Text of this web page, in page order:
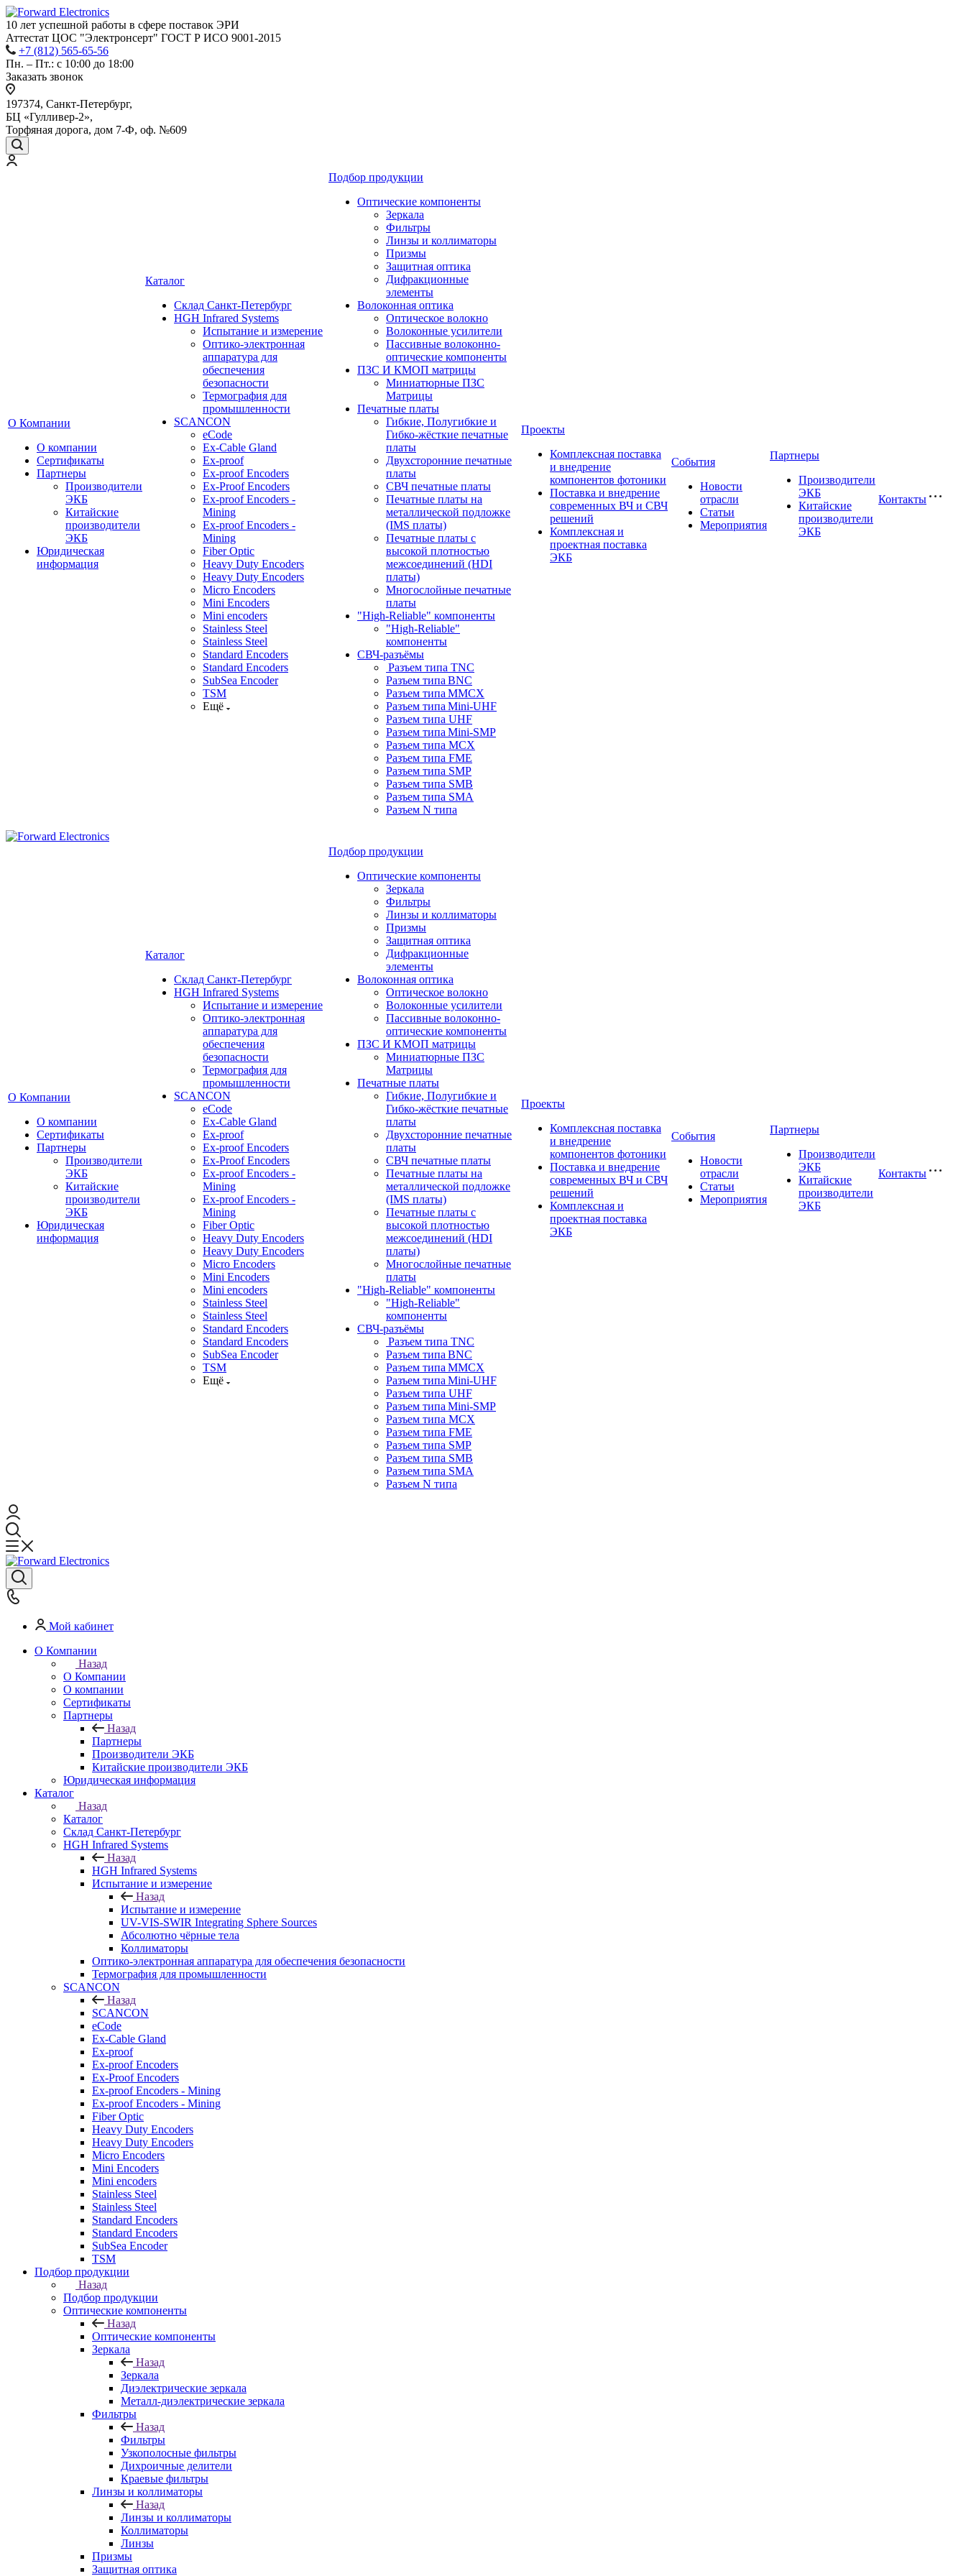
10 лет успешной работы в сфере поставок ЭРИ
Аттестат ЦОС "Электронсерт" ГОСТ Р ИСО 9001-2015
+7 (812) 565-65-56
Пн. – Пт.: с 10:00 до 18:00
Заказать звонок
197374, Санкт-Петербург,
БЦ «Гулливер-2»,
Торфяная дорога, дом 7-Ф, оф. №609
О Компании
О компании
Сертификаты
Партнеры
Производители
ЭКБ
Китайские
производители
ЭКБ
Юридическая
информация
Каталог
Cклад Санкт-Петербург
HGH Infrared Systems
Испытание и измерение
Оптико-электронная
аппаратура для
обеспечения
безопасности
Термография для
промышленности
SCANCON
eCode
Ex-Cable Gland
Ex-proof
Ex-proof Encoders
Ex-Proof Encoders
Ex-proof Encoders -
Mining
Ex-proof Encoders -
Mining
Fiber Optic
Heavy Duty Encoders
Heavy Duty Encoders
Micro Encoders
Mini Encoders
Mini encoders
Stainless Steel
Stainless Steel
Standard Encoders
Standard Encoders
SubSea Encoder
TSM
Ещё
Подбор продукции
Оптические компоненты
Зеркала
Фильтры
Линзы и коллиматоры
Призмы
Защитная оптика
Дифракционные
элементы
Волоконная оптика
Оптическое волокно
Волоконные усилители
Пассивные волоконно-
оптические компоненты
ПЗС И КМОП матрицы
Миниатюрные ПЗС
Матрицы
Печатные платы
Гибкие, Полугибкие и
Гибко-жёсткие печатные
платы
Двухсторонние печатные
платы
СВЧ печатные платы
Печатные платы на
металлической подложке
(IMS платы)
Печатные платы с
высокой плотностью
межсоединений (HDI
платы)
Многослойные печатные
платы
"High-Reliable" компоненты
"High-Reliable"
компоненты
СВЧ-разъёмы
Разъем типа TNC
Разъем типа BNC
Разъем типа MMCX
Разъем типа Mini-UHF
Разъем типа UHF
Разъем типа Mini-SMP
Разъем типа MCX
Разъем типа FME
Разъем типа SMP
Разъем типа SMB
Разъем типа SMA
Разъем N типа
Проекты
Комплексная поставка
и внедрение
компонентов фотоники
Поставка и внедрение
современных ВЧ и СВЧ
решений
Комплексная и
проектная поставка
ЭКБ
События
Новости
отрасли
Статьи
Мероприятия
Партнеры
Производители
ЭКБ
Китайские
производители
ЭКБ
Контакты
О Компании
О компании
Сертификаты
Партнеры
Производители
ЭКБ
Китайские
производители
ЭКБ
Юридическая
информация
Каталог
Cклад Санкт-Петербург
HGH Infrared Systems
Испытание и измерение
Оптико-электронная
аппаратура для
обеспечения
безопасности
Термография для
промышленности
SCANCON
eCode
Ex-Cable Gland
Ex-proof
Ex-proof Encoders
Ex-Proof Encoders
Ex-proof Encoders -
Mining
Ex-proof Encoders -
Mining
Fiber Optic
Heavy Duty Encoders
Heavy Duty Encoders
Micro Encoders
Mini Encoders
Mini encoders
Stainless Steel
Stainless Steel
Standard Encoders
Standard Encoders
SubSea Encoder
TSM
Ещё
Подбор продукции
Оптические компоненты
Зеркала
Фильтры
Линзы и коллиматоры
Призмы
Защитная оптика
Дифракционные
элементы
Волоконная оптика
Оптическое волокно
Волоконные усилители
Пассивные волоконно-
оптические компоненты
ПЗС И КМОП матрицы
Миниатюрные ПЗС
Матрицы
Печатные платы
Гибкие, Полугибкие и
Гибко-жёсткие печатные
платы
Двухсторонние печатные
платы
СВЧ печатные платы
Печатные платы на
металлической подложке
(IMS платы)
Печатные платы с
высокой плотностью
межсоединений (HDI
платы)
Многослойные печатные
платы
"High-Reliable" компоненты
"High-Reliable"
компоненты
СВЧ-разъёмы
Разъем типа TNC
Разъем типа BNC
Разъем типа MMCX
Разъем типа Mini-UHF
Разъем типа UHF
Разъем типа Mini-SMP
Разъем типа MCX
Разъем типа FME
Разъем типа SMP
Разъем типа SMB
Разъем типа SMA
Разъем N типа
Проекты
Комплексная поставка
и внедрение
компонентов фотоники
Поставка и внедрение
современных ВЧ и СВЧ
решений
Комплексная и
проектная поставка
ЭКБ
События
Новости
отрасли
Статьи
Мероприятия
Партнеры
Производители
ЭКБ
Китайские
производители
ЭКБ
Контакты
Мой кабинет
О Компании
Назад
О Компании
О компании
Сертификаты
Партнеры
Назад
Партнеры
Производители ЭКБ
Китайские производители ЭКБ
Юридическая информация
Каталог
Назад
Каталог
Cклад Санкт-Петербург
HGH Infrared Systems
Назад
HGH Infrared Systems
Испытание и измерение
Назад
Испытание и измерение
UV-VIS-SWIR Integrating Sphere Sources
Абсолютно чёрные тела
Коллиматоры
Оптико-электронная аппаратура для обеспечения безопасности
Термография для промышленности
SCANCON
Назад
SCANCON
eCode
Ex-Cable Gland
Ex-proof
Ex-proof Encoders
Ex-Proof Encoders
Ex-proof Encoders - Mining
Ex-proof Encoders - Mining
Fiber Optic
Heavy Duty Encoders
Heavy Duty Encoders
Micro Encoders
Mini Encoders
Mini encoders
Stainless Steel
Stainless Steel
Standard Encoders
Standard Encoders
SubSea Encoder
TSM
Подбор продукции
Назад
Подбор продукции
Оптические компоненты
Назад
Оптические компоненты
Зеркала
Назад
Зеркала
Диэлектрические зеркала
Металл-диэлектрические зеркала
Фильтры
Назад
Фильтры
Узкополосные фильтры
Дихроичные делители
Краевые фильтры
Линзы и коллиматоры
Назад
Линзы и коллиматоры
Коллиматоры
Линзы
Призмы
Защитная оптика